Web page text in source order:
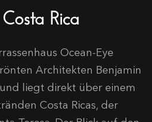
Rica
Ocean-Eye
Architekten Benjamin
liegt direkt über einem
Costa Ricas, der